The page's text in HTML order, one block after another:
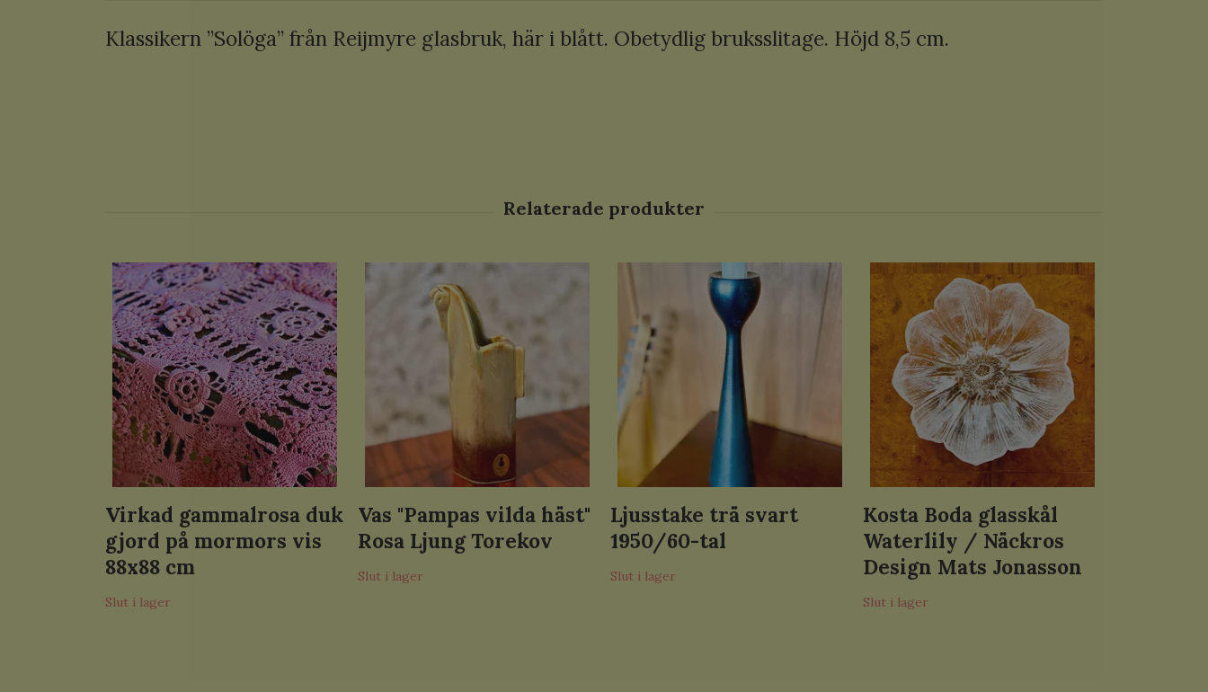
Klassikern ”Solöga” från Reijmyre glasbruk, här i blått. Obetydlig bruksslitage. Höjd 8,5 cm.
Virkad gammalrosa duk
gjord på mormors vis
88x88 cm
Slut i lager
Vas "Pampas vilda häst"
Rosa Ljung Torekov
Slut i lager
Ljusstake trä svart
1950/60-tal
Slut i lager
Kosta Boda glasskål
Waterlily / Näckros
Design Mats Jonasson
Slut i lager